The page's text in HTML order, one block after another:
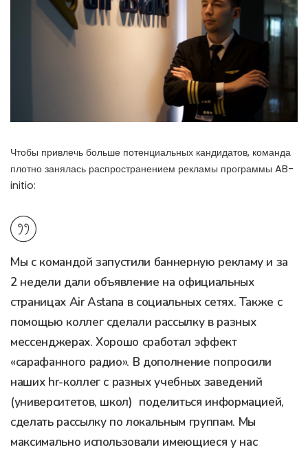
Чтобы привлечь больше потенциальных кандидатов, команда
плотно занялась распространением рекламы программы AB-
initio:
Мы с командой запустили баннерную рекламу и за
2 недели дали объявление на официальных
страницах Air Astana в социальных сетях. Также с
помощью коллег сделали рассылку в разных
мессенджерах. Хорошо сработал эффект
«сарафанного радио». В дополнение попросили
наших hr-коллег с разных учебных заведений
(университетов, школ) поделиться информацией,
сделать рассылку по локальным группам. Мы
максимально использовали имеющиеся у нас